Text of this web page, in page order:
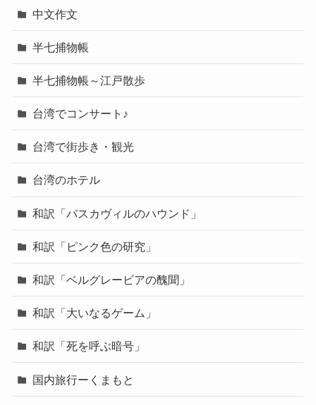
中文作文
半七捕物帳
半七捕物帳～江戸散歩
台湾でコンサート♪
台湾で街歩き・観光
台湾のホテル
和訳「バスカヴィルのハウンド」
和訳「ピンク色の研究」
和訳「ベルグレービアの醜聞」
和訳「大いなるゲーム」
和訳「死を呼ぶ暗号」
国内旅行ーくまもと